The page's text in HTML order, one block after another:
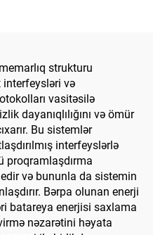
strukturu
interfeysləri və
vasitəsilə
dayanıqlılığını və ömür
Bu sistemlər
interfeyslərlə
proqramlaşdırma
və bununla da sistemin
Bərpa olunan enerji
batareya enerjisi saxlama
nəzarətini həyata